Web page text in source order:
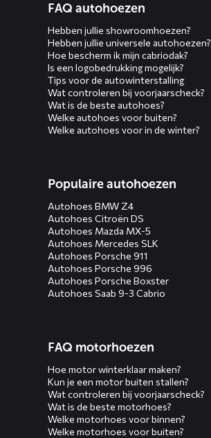
menusFAQ autohoezen
Hebben jullie showroomhoezen?
Hebben jullie universele autohoezen?
Hoe bescherm ik mijn cabriodak?
Is een logobedrukking mogelijk?
Tips voor de autowinterstalling
Wat controleren bij voorjaarscheck?
Wat is de beste autohoes?
Welke autohoes voor buiten?
Welke autohoes voor in de winter?
Populaire autohoezen
Autohoes BMW Z4
Autohoes Citroën DS
Autohoes Mazda MX-5
Autohoes Mercedes SLK
Autohoes Porsche 911
Autohoes Porsche 996
Autohoes Porsche Boxster
Autohoes Saab 9-3 Cabrio
FAQ motorhoezen
Hoe motor winterklaar maken?
Kun je een motor buiten stallen?
Wat controleren bij voorjaarscheck?
Wat is de beste motorhoes?
Welke motorhoes voor binnen?
Welke motorhoes voor buiten?